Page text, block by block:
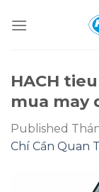
HACH
mua may
Published
Chí Cần Quan